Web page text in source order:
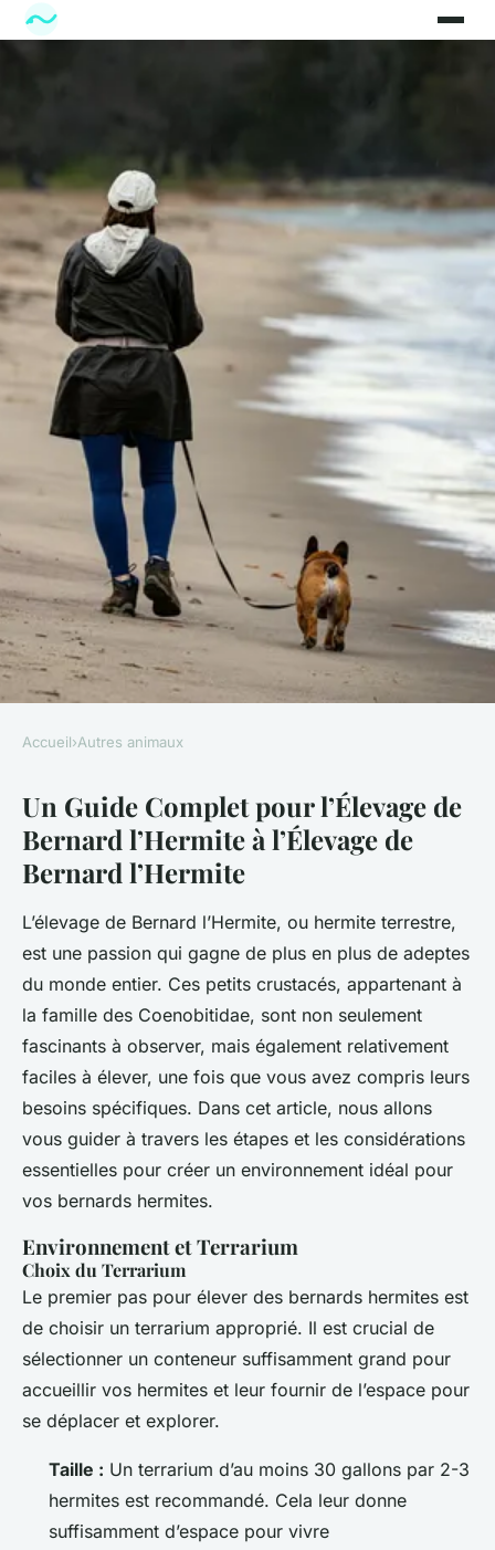
Un guide de l'élevage de
Bernard l'hermite
Accueil›Autres animaux
Un Guide Complet pour l’Élevage de
Bernard l’Hermite à l’Élevage de
Bernard l’Hermite
L’élevage de Bernard l’Hermite, ou hermite terrestre,
est une passion qui gagne de plus en plus de adeptes
du monde entier. Ces petits crustacés, appartenant à
la famille des Coenobitidae, sont non seulement
fascinants à observer, mais également relativement
faciles à élever, une fois que vous avez compris leurs
besoins spécifiques. Dans cet article, nous allons
vous guider à travers les étapes et les considérations
essentielles pour créer un environnement idéal pour
vos bernards hermites.
Environnement et Terrarium
Choix du Terrarium
Le premier pas pour élever des bernards hermites est
de choisir un terrarium approprié. Il est crucial de
sélectionner un conteneur suffisamment grand pour
accueillir vos hermites et leur fournir de l’espace pour
se déplacer et explorer.
Taille : Un terrarium d’au moins 30 gallons par 2-3
hermites est recommandé. Cela leur donne
suffisamment d’espace pour vivre